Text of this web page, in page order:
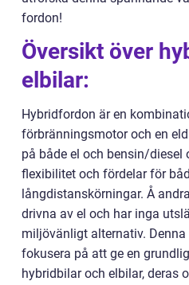
fordon!
Översikt över
elbilar:
Hybridfordon är en
förbränningsmotor och en
på både el och bensin/diesel
flexibilitet och fördelar för
långdistanskörningar. Å
drivna av el och har inga
miljövänligt alternativ.
fokusera på att ge en
hybridbilar och elbilar, deras